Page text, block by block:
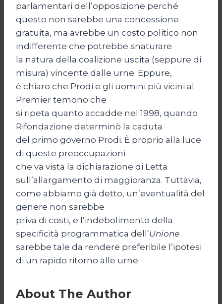
parlamentari dell’opposizione perché
questo non sarebbe una concessione
gratuita, ma avrebbe un costo politico non
indifferente che potrebbe snaturare
la natura della coalizione uscita (seppure di
misura) vincente dalle urne. Eppure,
è chiaro che Prodi e gli uomini più vicini al
Premier temono che
si ripeta quanto accadde nel 1998, quando
Rifondazione determinò la caduta
del primo governo Prodi. È proprio alla luce
di queste preoccupazioni
che va vista la dichiarazione di Letta
sull’allargamento di maggioranza. Tuttavia,
come abbiamo già detto, un’eventualità del
genere non sarebbe
priva di costi, e l’indebolimento della
specificità programmatica dell’Unione
sarebbe tale da rendere preferibile l’ipotesi
di un rapido ritorno alle urne.
About The Author